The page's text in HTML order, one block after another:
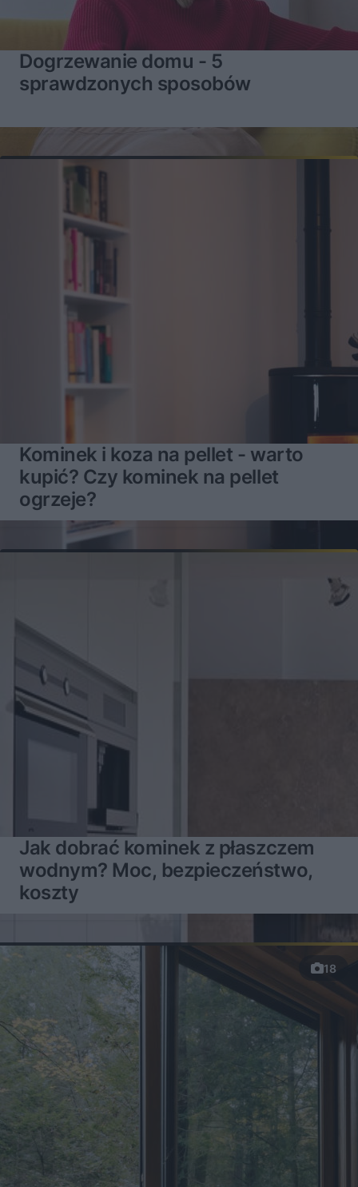
Dogrzewanie domu - 5
sprawdzonych sposobów
Kominek i koza na pellet - warto
kupić? Czy kominek na pellet
ogrzeje?
Jak dobrać kominek z płaszczem
wodnym? Moc, bezpieczeństwo,
koszty
18